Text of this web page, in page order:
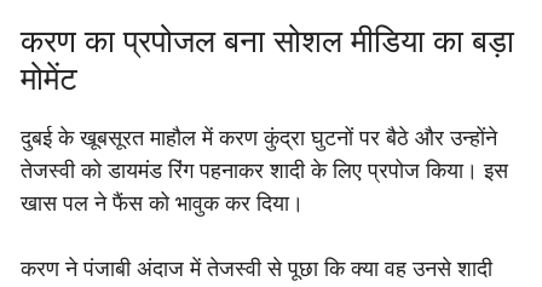
करण का प्रपोजल बना सोशल मीडिया का बड़ा
मोमेंट
दुबई के खूबसूरत माहौल में करण कुंद्रा घुटनों पर बैठे और उन्होंने
तेजस्वी को डायमंड रिंग पहनाकर शादी के लिए प्रपोज किया। इस
खास पल ने फैंस को भावुक कर दिया।
करण ने पंजाबी अंदाज में तेजस्वी से पूछा कि क्या वह उनसे शादी